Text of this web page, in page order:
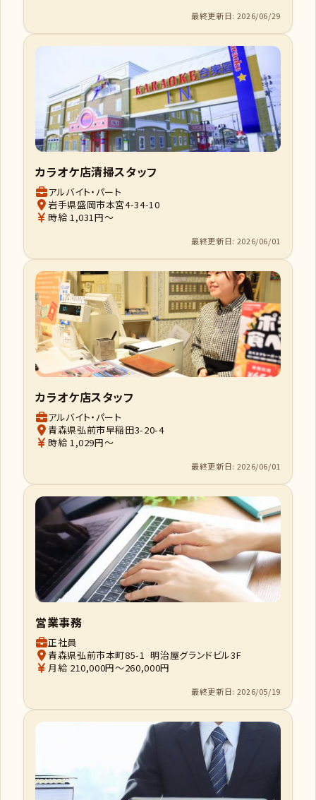
最終更新日: 2026/06/29
カラオケ店清掃スタッフ
アルバイト・パート
岩手県盛岡市本宮4-34-10
時給 1,031円～
最終更新日: 2026/06/01
カラオケ店スタッフ
アルバイト・パート
青森県弘前市早稲田3-20-4
時給 1,029円～
最終更新日: 2026/06/01
営業事務
正社員
青森県弘前市本町85-1 明治屋グランドビル3F
月給 210,000円～260,000円
最終更新日: 2026/05/19